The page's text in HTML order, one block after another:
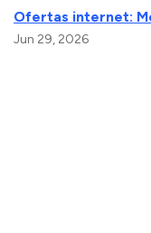
Ofertas internet:
Jun 29, 2026